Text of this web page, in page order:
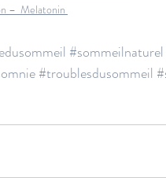
–  Melatonin
#sommeilnaturel
#troublesdusommeil